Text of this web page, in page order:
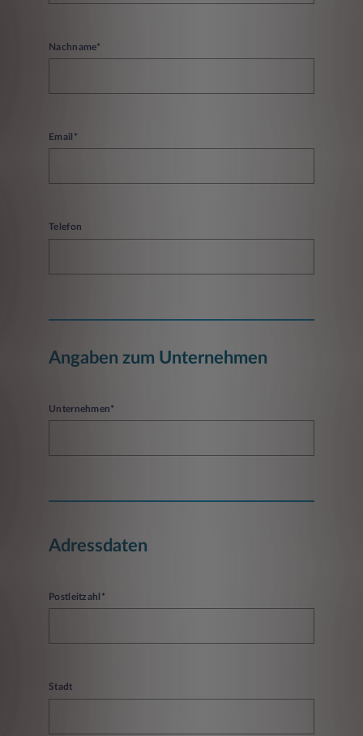
Nachname*
Email*
Telefon
Angaben zum Unternehmen
Unternehmen*
Adressdaten
Postleitzahl*
Stadt